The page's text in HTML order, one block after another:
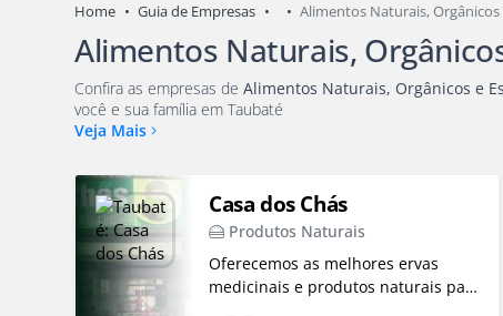
Home Guia de Empresas Alimentos Naturais, Orgânicos
Alimentos Naturais,
Confira as empresas de Alimentos Naturais, Orgânicos e
você e sua família em Taubaté
Veja Mais
Casa dos Chás
Produtos Naturais
Oferecemos as melhores ervas
medicinais e produtos naturais para